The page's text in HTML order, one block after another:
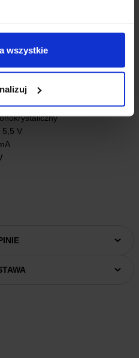
wszystkie
5,5 V